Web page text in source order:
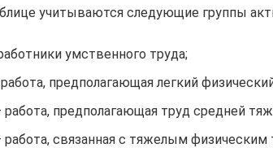
учитываются следующие группы
умственного труда;
предполагающая легкий
работа, предполагающая труд средней
работа, связанная с тяжелым физическим